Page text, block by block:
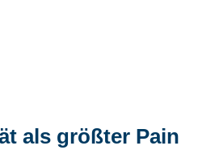
als größter Pain